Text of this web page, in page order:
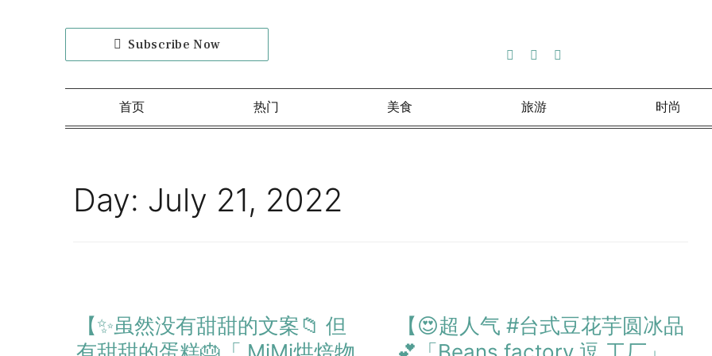
Subscribe Now
首页 热门 美食 旅游 时尚
Day: July 21, 2022
【✨虽然没有甜甜的文案📁 但
【😍超人气 #台式豆花芋圆冰品